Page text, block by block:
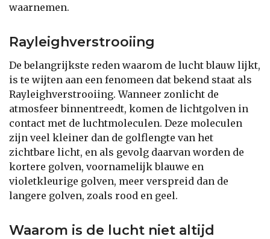
waarnemen.
Rayleighverstrooiing
De belangrijkste reden waarom de lucht blauw lijkt,
is te wijten aan een fenomeen dat bekend staat als
Rayleighverstrooiing. Wanneer zonlicht de
atmosfeer binnentreedt, komen de lichtgolven in
contact met de luchtmoleculen. Deze moleculen
zijn veel kleiner dan de golflengte van het
zichtbare licht, en als gevolg daarvan worden de
kortere golven, voornamelijk blauwe en
violetkleurige golven, meer verspreid dan de
langere golven, zoals rood en geel.
Waarom is de lucht niet altijd